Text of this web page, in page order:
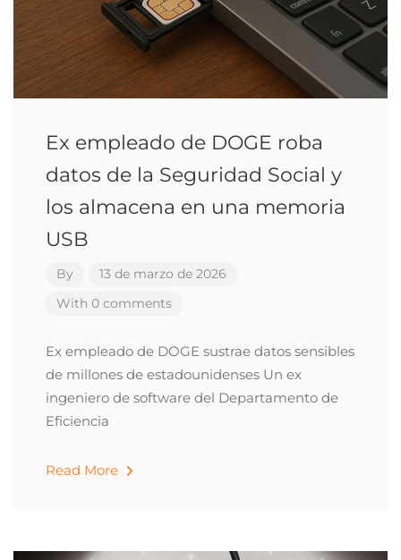
Ex empleado de DOGE roba
datos de la Seguridad Social y
los almacena en una memoria
USB
By
13 de marzo de 2026
With 0 comments
Ex empleado de DOGE sustrae datos sensibles
de millones de estadounidenses Un ex
ingeniero de software del Departamento de
Eficiencia
Read More